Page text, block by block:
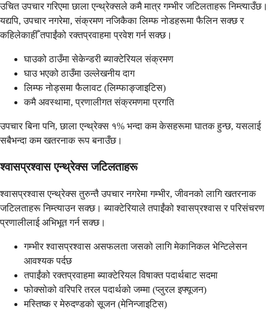
उचित उपचार गरिएमा छाला एन्थ्रेक्सले कमै मात्र गम्भीर जटिलताहरू निम्त्याउँछ।
यद्यपि, उपचार नगरेमा, संक्रमण नजिकैका लिम्फ नोडहरूमा फैलिन सक्छ र
कहिलेकाहीँ तपाईंको रक्तप्रवाहमा प्रवेश गर्न सक्छ।
घाउको ठाउँमा सेकेन्डरी ब्याक्टेरियल संक्रमण
घाउ भएको ठाउँमा उल्लेखनीय दाग
लिम्फ नोड्समा फैलावट (लिम्फाङ्जाइटिस)
कमै अवस्थामा, प्रणालीगत संक्रमणमा प्रगति
उपचार बिना पनि, छाला एन्थ्रेक्स १% भन्दा कम केसहरूमा घातक हुन्छ, यसलाई
सबैभन्दा कम खतरनाक रूप बनाउँछ।
श्वासप्रश्वास एन्थ्रेक्स जटिलताहरू
श्वासप्रश्वास एन्थ्रेक्स तुरुन्तै उपचार नगरेमा गम्भीर, जीवनको लागि खतरनाक
जटिलताहरू निम्त्याउन सक्छ। ब्याक्टेरियाले तपाईंको श्वासप्रश्वास र परिसंचरण
प्रणालीलाई अभिभूत गर्न सक्छ।
गम्भीर श्वासप्रश्वास असफलता जसको लागि मेकानिकल भेन्टिलेसन
आवश्यक पर्दछ
तपाईंको रक्तप्रवाहमा ब्याक्टेरियल विषाक्त पदार्थबाट सदमा
फोक्सोको वरिपरि तरल पदार्थको जम्मा (प्लुरल इफ्यूजन)
मस्तिष्क र मेरुदण्डको सूजन (मेनिन्जाइटिस)